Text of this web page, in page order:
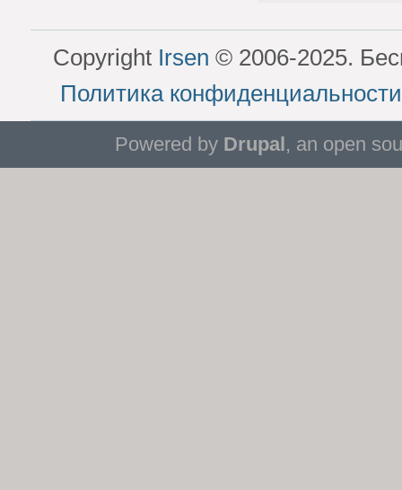
Copyright Irsen © 2006-2025.
Политика
Powered by Drupal, an open